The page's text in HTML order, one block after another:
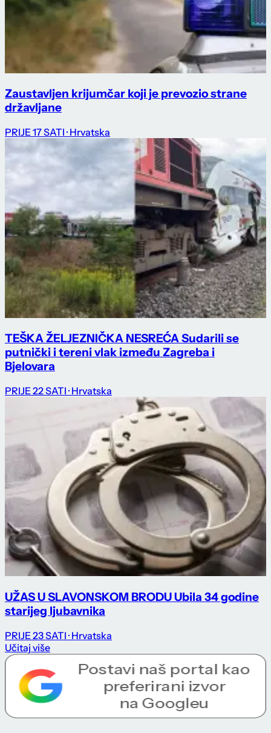
Zaustavljen krijumčar koji je prevozio strane
državljane
PRIJE 17 SATI · Hrvatska
TEŠKA ŽELJEZNIČKA NESREĆA Sudarili se
putnički i tereni vlak između Zagreba i
Bjelovara
PRIJE 22 SATI · Hrvatska
UŽAS U SLAVONSKOM BRODU Ubila 34 godine
starijeg ljubavnika
PRIJE 23 SATI · Hrvatska
Učitaj više